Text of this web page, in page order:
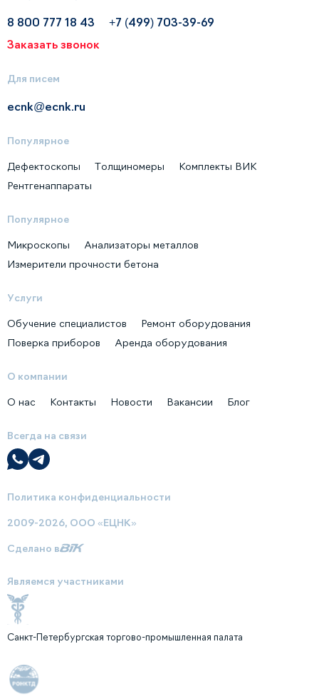
8 800 777 18 43
+7 (499) 703-39-69
Заказать звонок
Для писем
ecnk@ecnk.ru
Популярное
Дефектоскопы Толщиномеры
Комплекты ВИК
Рентгенаппараты
Популярное
Микроскопы
Анализаторы металлов
Измерители прочности бетона
Услуги
Обучение специалистов
Ремонт оборудования
Поверка приборов
Аренда оборудования
О компании
О нас Контакты Новости Вакансии Блог
Всегда на связи
Политика конфиденциальности
2009-2026, ООО «ЕЦНК»
Сделано в
Являемся участниками
Санкт-Петербургская торгово-промышленная палата